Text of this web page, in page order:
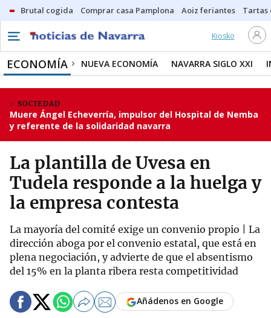
Brutal cogida Comprar casa Pamplona Aoiz feriantes Tartas
Kiosko
ECONOMÍA NUEVA ECONOMÍA NAVARRA SIGLO XXI
SOCIEDAD
Muere Ángel Echeverría, impulsor del Hospital de Nemba
y referente de la solidaridad navarra
La plantilla de Uvesa en
Tudela responde a la huelga y
la empresa contesta
La mayoría del comité exige un convenio propio | La
dirección aboga por el convenio estatal, que está en
plena negociación, y advierte de que el absentismo
del 15% en la planta ribera resta competitividad
Añádenos en Google